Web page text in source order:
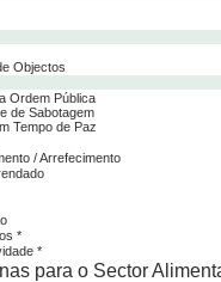
Objectos
Ordem Pública
de Sabotagem
Tempo de Paz
/ Arrefecimento
*
*
para o Sector